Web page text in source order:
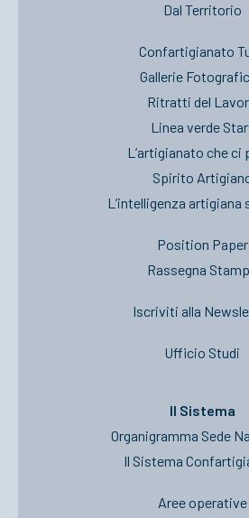
Dal Territorio
Confartigianato
Gallerie
Ritratti del
Linea verde
L’artigianato che ci
Spirito
L’intelligenza artigiana
Position Paper
Rassegna
Iscriviti alla
Ufficio Studi
Il Sistema
Organigramma Sede
Il Sistema
Aree operative